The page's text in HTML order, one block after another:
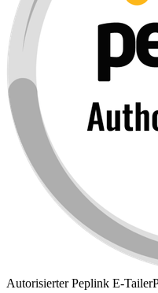
Autorisierter Peplink E-Tailer